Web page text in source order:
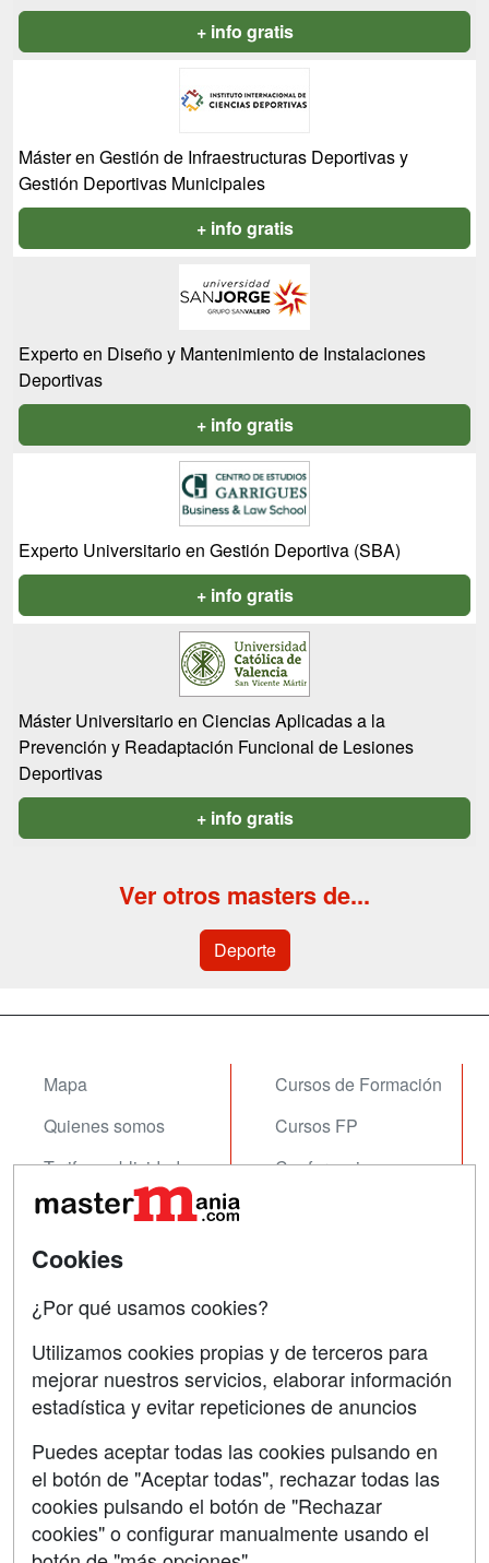
+ info gratis
Máster en Gestión de Infraestructuras Deportivas y
Gestión Deportivas Municipales
+ info gratis
Experto en Diseño y Mantenimiento de Instalaciones
Deportivas
+ info gratis
Experto Universitario en Gestión Deportiva (SBA)
+ info gratis
Máster Universitario en Ciencias Aplicadas a la
Prevención y Readaptación Funcional de Lesiones
Deportivas
+ info gratis
Ver otros masters de...
Deporte
Mapa
Quienes somos
Tarifas publicidad
Acceso Usuarios
Acceso Centros
Cursos de Formación
Cursos FP
Conferencias
Contactar
Confidencialidad
Aviso legal
Copyleft
Cookies
¿Por qué usamos cookies?
Utilizamos cookies propias y de terceros para
mejorar nuestros servicios, elaborar información
estadística y evitar repeticiones de anuncios
Puedes aceptar todas las cookies pulsando en
el botón de "Aceptar todas", rechazar todas las
cookies pulsando el botón de "Rechazar
cookies" o configurar manualmente usando el